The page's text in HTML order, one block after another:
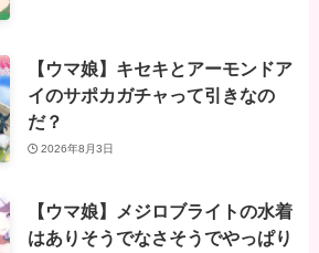
【ウマ娘】キセキとアーモンドア
イのサポカガチャって引きなの
だ？
2026年8月3日
【ウマ娘】メジロブライトの水着
はありそうでなさそうでやっぱり